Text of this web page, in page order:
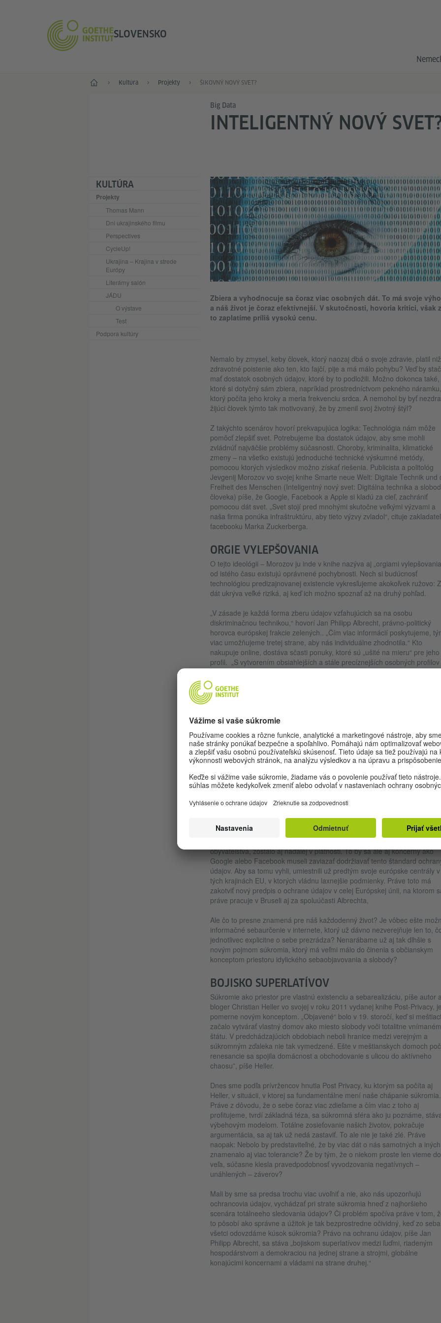
SLOVENSKO
Štart Kultúra Projekty ŠIKOVNÝ NOVÝ SVET?
KULTÚRA
Projekty
Thomas Mann
Dni ukrajinského filmu
Perspectives
CycleUp!
Ukrajina – Krajina v strede
Európy
Literárny salón
JÁDU
O výstave
Test
Podpora kultúry
Big Data
INTELIGENTNÝ NOVÝ
Zbiera a vyhodnocuje sa čoraz viac osobných dát. To má svoje
a náš život je čoraz efektívnejší. V skutočnosti, hovoria kritici, však
to zaplatíme príliš vysokú cenu.
Nemalo by zmysel, keby človek, ktorý naozaj dbá o svoje zdravie, platil
zdravotné poistenie ako ten, kto fajčí, pije a má málo pohybu? Veď by
mať dostatok osobných údajov, ktoré by to podložili. Možno dokonca také,
ktoré si dotyčný sám zbiera, napríklad prostredníctvom pekného náramku,
ktorý počíta jeho kroky a meria frekvenciu srdca. A nemohol by byť
žijúci človek týmto tak motivovaný, že by zmenil svoj životný štýl?
Z takýchto scenárov hovorí prekvapujúca logika: Technológia nám môže
pomôcť zlepšiť svet. Potrebujeme iba dostatok údajov, aby sme mohli
zvládnúť najväčšie problémy súčasnosti. Choroby, kriminalita, klimatické
zmeny – na všetko existujú jednoduché technické výskumné metódy,
pomocou ktorých výsledkov možno získať riešenia. Publicista a politológ
Jevgenij Morozov vo svojej knihe Smarte neue Welt: Digitale Technik und
Freiheit des Menschen (Inteligentný nový svet: Digitálna technika a
človeka) píše, že Google, Facebook a Apple si kladú za cieľ, zachrániť
pomocou dát svet. „Svet stojí pred mnohými skutočne veľkými výzvami a
naša firma ponúka infraštruktúru, aby tieto výzvy zvladol“, cituje
facebooku Marka Zuckerberga.
ORGIE VYLEPŠOVANIA
O tejto ideológii – Morozov ju inde v knihe nazýva aj „orgiami
od istého času existujú oprávnené pochybnosti. Nech si budúcnosť
technológiou predizajnovanej existencie vykresľujeme akokoľvek ružovo:
dát ukrýva veľké riziká, aj keď ich možno spoznať až na druhý pohľad.
„V zásade je každá forma zberu údajov vzťahujúcich sa na osobu
diskriminačnou technikou,“ hovorí Jan Philipp Albrecht, právno-politický
horovca európskej frakcie zelených.. „Čím viac informácií poskytujeme,
viac umožňujeme tretej strane, aby nás individuálne zhodnotila.“ Kto
nakupuje online, dostáva sčasti ponuky, ktoré sú „ušité na mieru“ pre jeho
profil. „S vytvorením obsiahlejších a stále precíznejších osobných profilov
pre ospravedlniteľné nerovné zaobchádzanie.“
Pre Albrechta je dramatickou predovšetkým skutočnosť, ako vysoko
vytvárajú. Kto nevie, ktoré osobné údaje a na aké účely sa zbierajú a aké
zavery z kombinácie týchto informácií možno vyvodiť, tomu hrozí, že „stratí
kontrolu nad svojou vlastnou osobnosťou.“ To by mohlo v extrémnom
viesť k tomu, že sa základné práva ako sloboda prejavu alebo verejnej
mienky nebudú viac uplatňovať, pretože sa budeme musieť báť, že by
POST PRIVACY – POTREBUJEME NOVÉ CHÁPANIE
SÚKROMIA?
Aby sa toto nestalo, museli by sme podľa Alberta bojovať o to, aby základné
právo na vlastné vymedzenie informácií, ako ho formuloval ústavný súd
obyvateľstva, zostalo aj naďalej v platnosti. To by sa ale aj koncerny ako
Google alebo Facebook museli zaviazať dodržiavať tento štandard
údajov. Aby sa tomu vyhli, umiestnili už predtým svoje európske centrály v
tých krajinách EU, v ktorých vládnu laxnejšie podmienky. Práve toto má
zakotviť nový predpis o ochrane údajov v celej Európskej únii, na ktorom
práve pracuje v Bruseli aj za spoluúčasti Albrechta,
Ale čo to presne znamená pre náš každodenný život? Je vôbec ešte
informačné sebaurčenie v internete, ktorý už dávno nezverejňuje len to,
jednotlivec explicitne o sebe prezrádza? Nenarábame už aj tak dlhšie s
novým pojmom súkromia, ktorý má veľmi málo do činenia s občianskym
konceptom priestoru idylického sebaobjavovania a slobody?
BOJISKO SUPERLATÍVOV
Súkromie ako priestor pre vlastnú existenciu a sebarealizáciu, píše autor a
bloger Christian Heller vo svojej v roku 2011 vydanej knihe Post-Privacy, je
pomerne novým konceptom. „Objavené“ bolo v 19. storočí, keď si
začalo vytvárať vlastný domov ako miesto slobody voči totalitne
štátu. V predchádzajúcich obdobiach neboli hranice medzi verejným a
súkromným zďaleka nie tak vymedzené. Ešte v meštianskych domoch
renesancie sa spojila domácnost a obchodovanie s ulicou do aktívneho
chaosu”, píše Heller.
Dnes sme podľa prívržencov hnutia Post Privacy, ku ktorým sa počíta aj
Heller, v situácii, v ktorej sa fundamentálne mení naše chápanie súkromia.
Práve z dôvodu, že o sebe čoraz viac zdieľame a čím viac z toho aj
profitujeme, tvrdí základná téza, sa súkromná sféra ako ju poznáme,
výbehovým modelom. Totálne zosieťovanie našich životov, pokračuje
argumentácia, sa aj tak už nedá zastaviť. To ale nie je také zlé. Práve
naopak: Nebolo by predstaviteľné, že by viac dát o nás samotných a iných
znamenalo aj viac tolerancie? Že by tým, že o niekom proste len vieme
veľa, súčasne klesla pravedpodobnosť vyvodzovania negatívnych –
unáhlených – záverov?
Mali by sme sa predsa trochu viac uvoľniť a nie, ako nás upozorňujú
ochrancovia údajov, vychádzať pri strate súkromia hneď z najhoršieho
scenára totálneeho sledovania údajov? Či problém spočíva práve v tom,
to pôsobí ako správne a úžitok je tak bezprostredne očividný, keď zo seba
všetci odovzdáme kúsok súkromia? Právo na ochranu údajov, píše Jan
Philipp Albrecht, sa stáva „bojiskom superlatívov medzi ľuďmi, riadeným
hospodárstvom a demokraciou na jednej strane a strojmi, globálne
konajúcimi koncernami a vládami na strane druhej.“